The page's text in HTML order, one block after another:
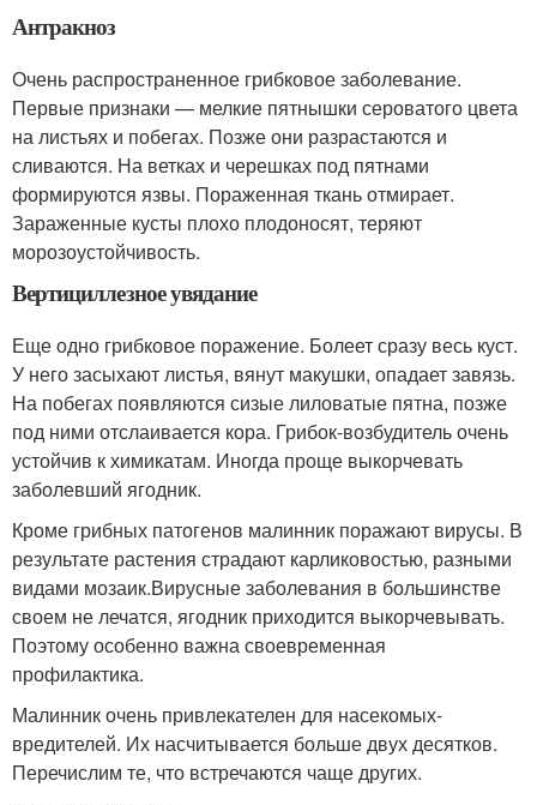
Антракноз
Очень распространенное грибковое заболевание.
Первые признаки — мелкие пятнышки сероватого цвета
на листьях и побегах. Позже они разрастаются и
сливаются. На ветках и черешках под пятнами
формируются язвы. Пораженная ткань отмирает.
Зараженные кусты плохо плодоносят, теряют
морозоустойчивость.
Вертициллезное увядание
Еще одно грибковое поражение. Болеет сразу весь куст.
У него засыхают листья, вянут макушки, опадает завязь.
На побегах появляются сизые лиловатые пятна, позже
под ними отслаивается кора. Грибок-возбудитель очень
устойчив к химикатам. Иногда проще выкорчевать
заболевший ягодник.
Кроме грибных патогенов малинник поражают вирусы. В
результате растения страдают карликовостью, разными
видами мозаик.Вирусные заболевания в большинстве
своем не лечатся, ягодник приходится выкорчевывать.
Поэтому особенно важна своевременная
профилактика.
Малинник очень привлекателен для насекомых-
вредителей. Их насчитывается больше двух десятков.
Перечислим те, что встречаются чаще других.